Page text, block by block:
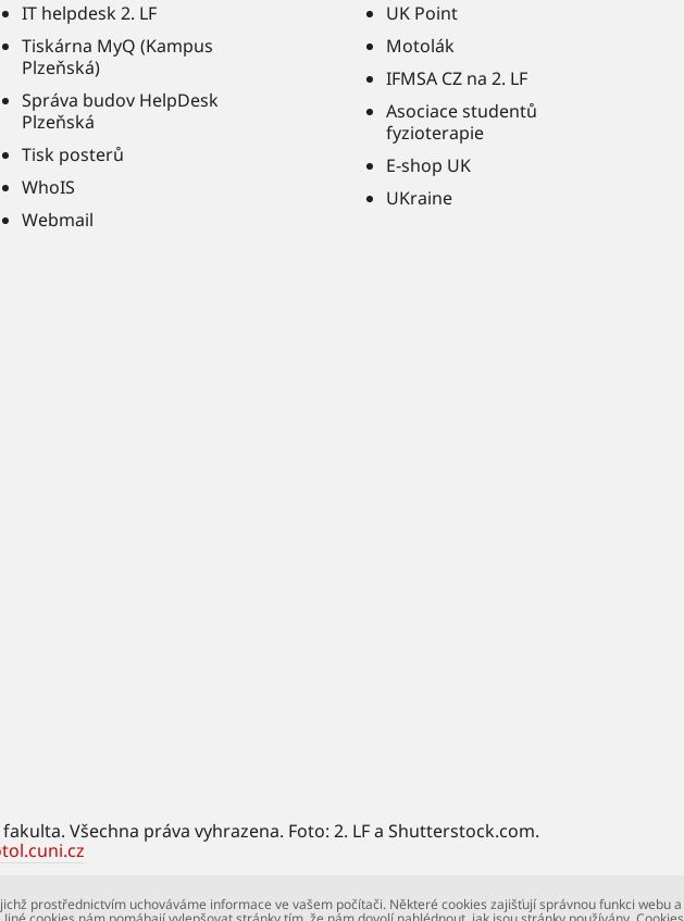
IT helpdesk 2. LF
Tiskárna MyQ (Kampus
Plzeňská)
Správa budov HelpDesk
Plzeňská
Tisk posterů
WhoIS
Webmail
UK Point
Motolák
IFMSA CZ na 2. LF
Asociace studentů
fyzioterapie
E-shop UK
UKraine
Všechna práva vyhrazena. Foto: 2. LF a Shutterstock.com.
prostřednictvím uchováváme informace ve vašem počítači. Některé cookies zajišťují správnou funkci webu a